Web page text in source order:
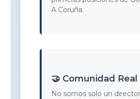
A Coruña.
🤝 Comunidad Real
No somos solo un